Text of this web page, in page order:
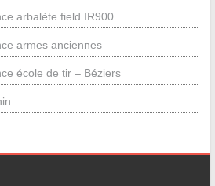
arbalète field IR900
armes anciennes
école de tir – Béziers